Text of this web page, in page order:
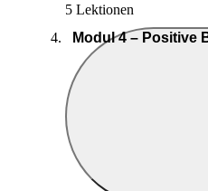
5 Lektionen
Modul 4 – Positive